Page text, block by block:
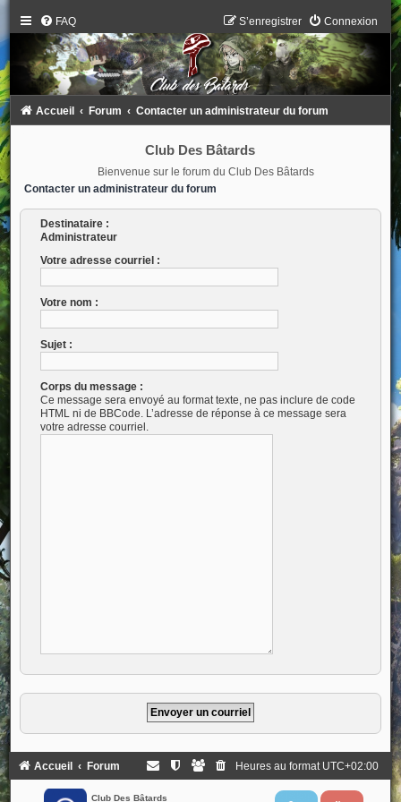
FAQ Connexion
S’enregistrer
Accueil Forum Contacter un administrateur du forum
Club Des Bâtards
Bienvenue sur le forum du Club Des Bâtards
Contacter un administrateur du forum
Destinataire :
Administrateur
Votre adresse courriel :
Votre nom :
Sujet :
Corps du message :
Ce message sera envoyé au format texte, ne pas inclure de code
HTML ni de BBCode. L’adresse de réponse à ce message sera
votre adresse courriel.
Accueil Forum Heures au format UTC+02:00
Club Des Bâtards